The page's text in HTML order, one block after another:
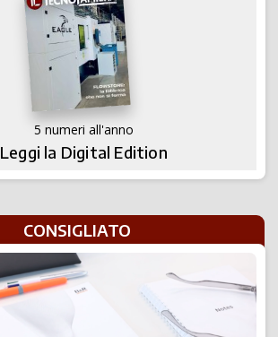
5 numeri all'anno
Leggi la Digital Edition
CONSIGLIATO